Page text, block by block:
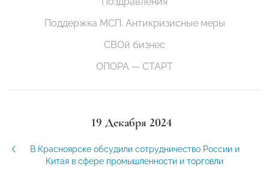
Поддержка МСП. Антикризисные меры
СВОй бизнес
ОПОРА — СТАРТ
19 Декабря 2024
В Красноярске обсудили сотрудничество России и
Китая в сфере промышленности и торговли